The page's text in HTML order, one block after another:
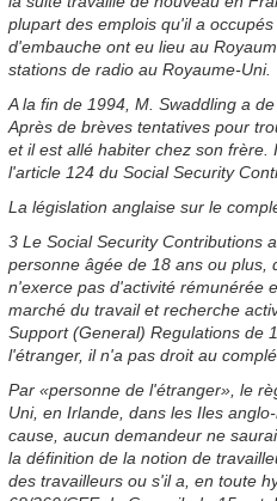
plupart des emplois qu'il a
d'embauche ont eu lieu au
stations de radio au Royaume-Uni.
A la fin de 1994, M. Swaddling a
Après de brèves tentatives pour
et il est allé habiter chez son
l'article 124 du Social Security
La législation anglaise sur le
3 Le Social Security Contributions
personne âgée de 18 ans ou plus,
n'exerce pas d'activité rémunérée
marché du travail et recherche
Support (General) Regulations de
l'étranger, il n'a pas droit au
Par «personne de l'étranger», le
Uni, en Irlande, dans les Iles
cause, aucun demandeur ne
la définition de la notion de
des travailleurs ou s'il a, en toute